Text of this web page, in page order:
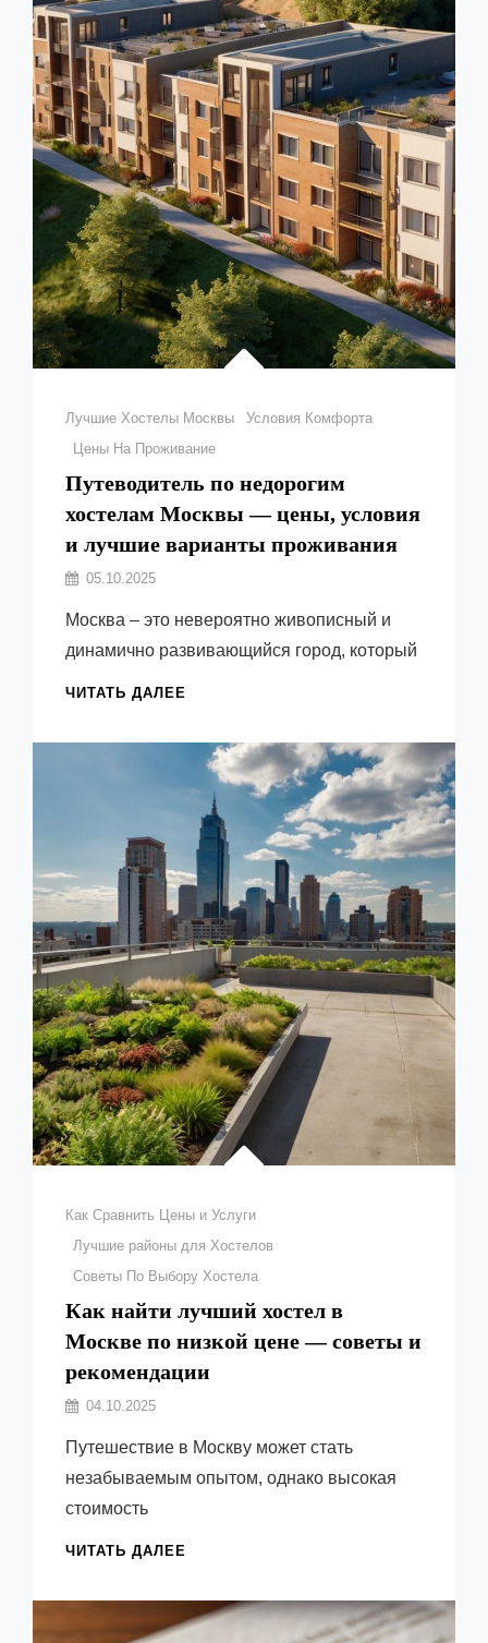
ЦЕНАМ
И
ВЫБОРУ
В
2025
Рубрики
Лучшие Хостелы Москвы
Условия Комфорта
Цены На Проживание
Путеводитель по недорогим
хостелам Москвы — цены, условия
и лучшие варианты проживания
Автор:
Виктор
05.10.2025
Москва – это невероятно живописный и
динамично развивающийся город, который
ЧИТАТЬ ДАЛЕЕ
ХОСТЕЛАМ
МОСКВЫ
ЦЕНЫ,
УСЛОВИЯ
И
ЛУЧШИЕ
ВАРИАНТЫ
ПРОЖИВАНИЯ
Рубрики
Как Сравнить Цены и Услуги
Лучшие районы для Хостелов
Советы По Выбору Хостела
Как найти лучший хостел в
Москве по низкой цене — советы и
рекомендации
Автор:
Виктор
04.10.2025
Путешествие в Москву может стать
незабываемым опытом, однако высокая
стоимость
ЧИТАТЬ ДАЛЕЕ
ХОСТЕЛ